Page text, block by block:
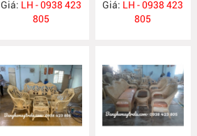
MA670
Giá: LH - 0938 423
805
MA667
Giá: LH - 0938 423
805